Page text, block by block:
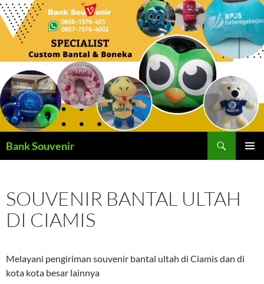
Langsung
ke
Bank Souvenir
SOUVENIR BANTAL ULTAH
DI CIAMIS
Melayani pengiriman souvenir bantal ultah di Ciamis dan di
kota kota besar lainnya